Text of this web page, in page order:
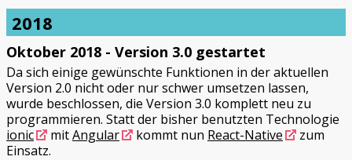
2018
Oktober 2018 - Version 3.0 gestartet
Da sich einige gewünschte Funktionen in der aktuellen
Version 2.0 nicht oder nur schwer umsetzen lassen,
wurde beschlossen, die Version 3.0 komplett neu zu
programmieren. Statt der bisher benutzten Technologie
ionic
mitAngular kommt nun React-Native
zum
Einsatz.